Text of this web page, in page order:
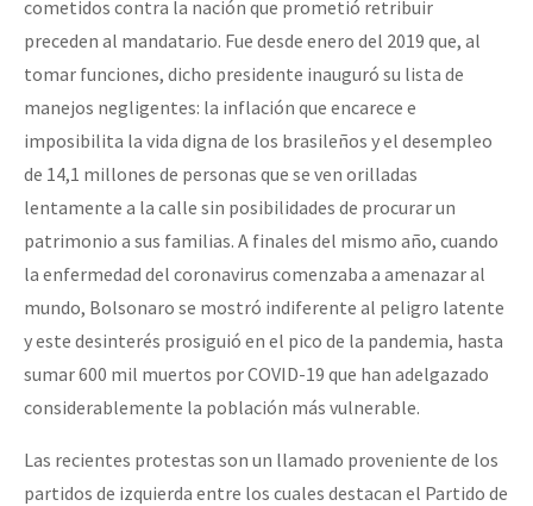
cometidos contra la nación que prometió retribuir
preceden al mandatario. Fue desde enero del 2019 que, al
tomar funciones, dicho presidente inauguró su lista de
manejos negligentes: la inflación que encarece e
imposibilita la vida digna de los brasileños y el desempleo
de 14,1 millones de personas que se ven orilladas
lentamente a la calle sin posibilidades de procurar un
patrimonio a sus familias. A finales del mismo año, cuando
la enfermedad del coronavirus comenzaba a amenazar al
mundo, Bolsonaro se mostró indiferente al peligro latente
y este desinterés prosiguió en el pico de la pandemia, hasta
sumar 600 mil muertos por COVID-19 que han adelgazado
considerablemente la población más vulnerable.
Las recientes protestas son un llamado proveniente de los
partidos de izquierda entre los cuales destacan el Partido de